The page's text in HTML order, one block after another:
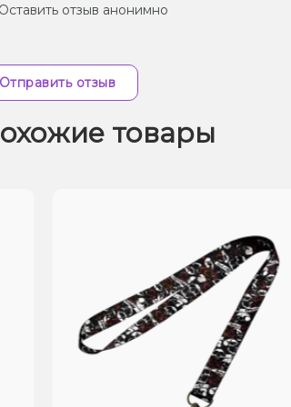
Оставить отзыв анонимно
Отправить отзыв
товары